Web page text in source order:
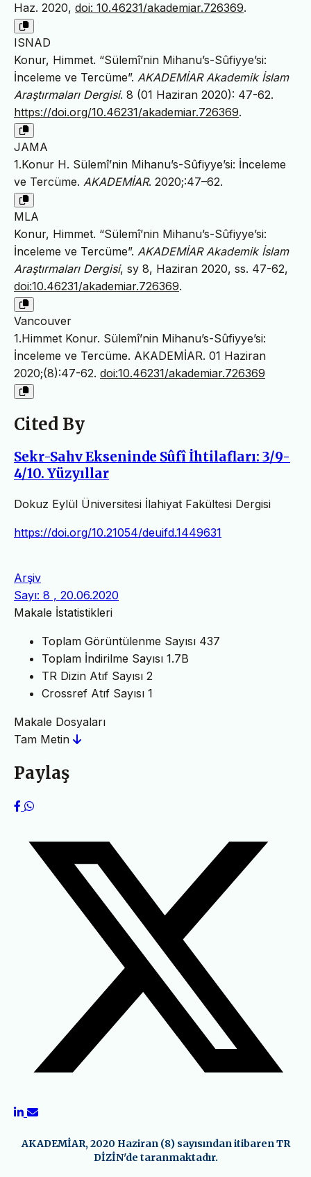
Haz. 2020, doi: 10.46231/akademiar.726369.
ISNAD
Konur, Himmet. “Sülemî’nin Mihanu’s-Sûfiyye’si:
İnceleme ve Tercüme”. AKADEMİAR Akademik İslam
Araştırmaları Dergisi. 8 (01 Haziran 2020): 47-62.
https://doi.org/10.46231/akademiar.726369.
JAMA
1.Konur H. Sülemî’nin Mihanu’s-Sûfiyye’si: İnceleme
ve Tercüme. AKADEMİAR. 2020;:47–62.
MLA
Konur, Himmet. “Sülemî’nin Mihanu’s-Sûfiyye’si:
İnceleme ve Tercüme”. AKADEMİAR Akademik İslam
Araştırmaları Dergisi, sy 8, Haziran 2020, ss. 47-62,
doi:10.46231/akademiar.726369.
Vancouver
1.Himmet Konur. Sülemî’nin Mihanu’s-Sûfiyye’si:
İnceleme ve Tercüme. AKADEMİAR. 01 Haziran
2020;(8):47-62. doi:10.46231/akademiar.726369
Cited By
Sekr-Sahv Ekseninde Sûfî İhtilafları: 3/9-
4/10. Yüzyıllar
Dokuz Eylül Üniversitesi İlahiyat Fakültesi Dergisi
https://doi.org/10.21054/deuifd.1449631
Arşiv
Sayı: 8 , 20.06.2020
Makale İstatistikleri
Toplam Görüntülenme Sayısı 437
Toplam İndirilme Sayısı 1.7B
TR Dizin Atıf Sayısı 2
Crossref Atıf Sayısı 1
Makale Dosyaları
Tam Metin
Paylaş
AKADEMİAR, 2020 Haziran (8) sayısından itibaren TR
DİZİN'de taranmaktadır.